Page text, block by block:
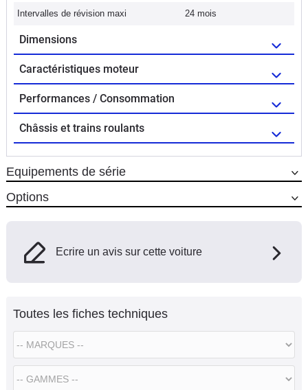
Intervalles de révision maxi 24 mois
Dimensions
Caractéristiques moteur
Performances / Consommation
Châssis et trains roulants
Equipements de série
Options
Ecrire un avis sur cette voiture
Toutes les fiches techniques